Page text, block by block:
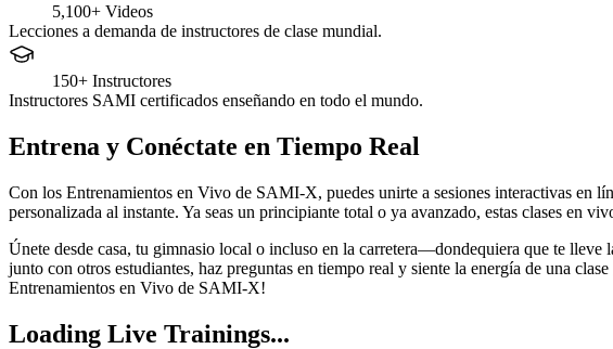
5,100+ Videos
Lecciones a demanda de instructores de clase mundial.
150+ Instructores
Instructores SAMI certificados enseñando en todo el mundo.
Entrena y Conéctate en Tiempo Real
Con los Entrenamientos en Vivo de SAMI-X, puedes unirte a sesiones interactivas en
personalizada al instante. Ya seas un principiante total o ya avanzado, estas clases en
Únete desde casa, tu gimnasio local o incluso en la carretera—dondequiera que te
junto con otros estudiantes, haz preguntas en tiempo real y siente la energía de una
Entrenamientos en Vivo de SAMI-X!
Loading Live Trainings...